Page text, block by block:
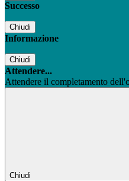
Successo
Chiudi
Informazione
Chiudi
Attendere...
Attendere il completamento
Chiudi